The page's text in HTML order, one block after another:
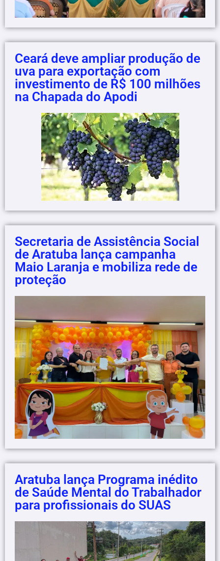
Ceará deve ampliar produção de
uva para exportação com
investimento de R$ 100 milhões
na Chapada do Apodi
Secretaria de Assistência Social
de Aratuba lança campanha
Maio Laranja e mobiliza rede de
proteção
Aratuba lança Programa inédito
de Saúde Mental do Trabalhador
para profissionais do SUAS